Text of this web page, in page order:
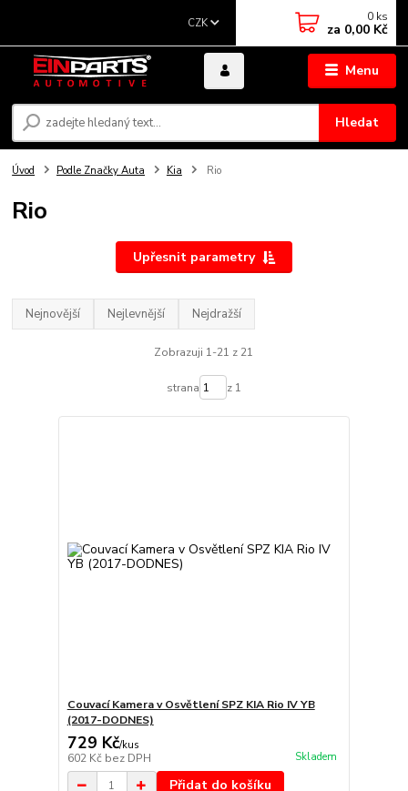
Menu
CZK
Hledat
0 ks
za 0,00 Kč
Úvod Podle Značky Auta Kia Rio
Rio
Upřesnit parametry
Nejnovější Nejlevnější Nejdražší
Zobrazuji 1-21 z 21
strana z 1
Couvací Kamera v Osvětlení SPZ KIA Rio IV YB
(2017-DODNES)
729 Kč/kus
602 Kč bez DPH Skladem
Přidat do košíku